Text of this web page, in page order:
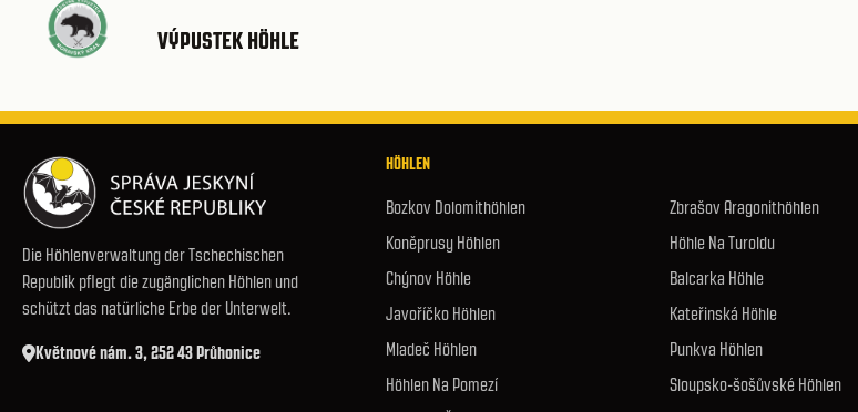
VÝPUSTEK HÖHLE
Die Höhlenverwaltung der Tschechischen
Republik pflegt die zugänglichen Höhlen und
schützt das natürliche Erbe der Unterwelt.
Květnové nám. 3, 252 43 Průhonice
HÖHLEN
Bozkov Dolomithöhlen
Koněprusy Höhlen
Chýnov Höhle
Javoříčko Höhlen
Mladeč Höhlen
Höhlen Na Pomezí
Zbrašov Aragonithöhlen
Höhle Na Turoldu
Balcarka Höhle
Kateřinská Höhle
Punkva Höhlen
Sloupsko-šošůvské Höhlen